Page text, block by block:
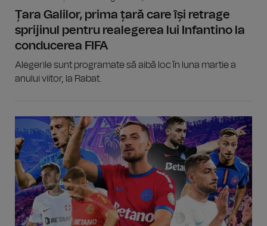
Țara Galilor, prima țară care își retrage
sprijinul pentru realegerea lui Infantino la
conducerea FIFA
Alegerile sunt programate să aibă loc în luna martie a
anului viitor, la Rabat.